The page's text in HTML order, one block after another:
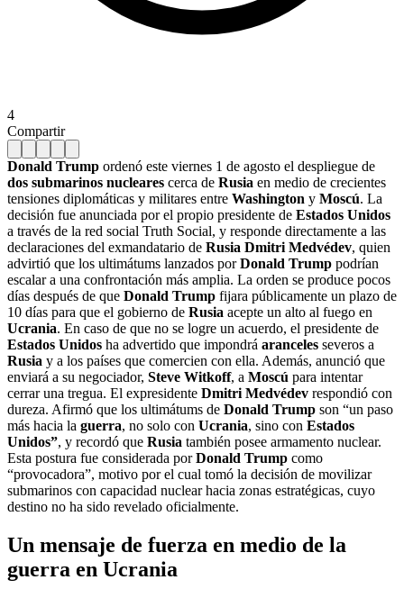
4
Compartir
Donald Trump ordenó este viernes 1 de agosto el despliegue de
dos submarinos nucleares cerca de Rusia en medio de crecientes
tensiones diplomáticas y militares entre Washington y Moscú. La
decisión fue anunciada por el propio presidente de Estados Unidos
a través de la red social Truth Social, y responde directamente a las
declaraciones del exmandatario de Rusia Dmitri Medvédev, quien
advirtió que los ultimátums lanzados porDonald Trump podrían
escalar a una confrontación más amplia. La orden se produce pocos
días después de que Donald Trump fijara públicamente un plazo de
10 días para que el gobierno de Rusia acepte un alto al fuego en
Ucrania. En caso de que no se logre un acuerdo, el presidente de
Estados Unidos ha advertido que impondrá aranceles severos a
Rusia y a los países que comercien con ella. Además, anunció que
enviará a su negociador, Steve Witkoff, a Moscú para intentar
cerrar una tregua. El expresidente Dmitri Medvédev respondió con
dureza. Afirmó que los ultimátums de Donald Trump son “un paso
más hacia la guerra, no solo con Ucrania, sino con Estados
Unidos”, y recordó que Rusia también posee armamento nuclear.
Esta postura fue considerada porDonald Trump como
“provocadora”, motivo por el cual tomó la decisión de movilizar
submarinos con capacidad nuclear hacia zonas estratégicas, cuyo
destino no ha sido revelado oficialmente.
Un mensaje de fuerza en medio de la
guerra en Ucrania